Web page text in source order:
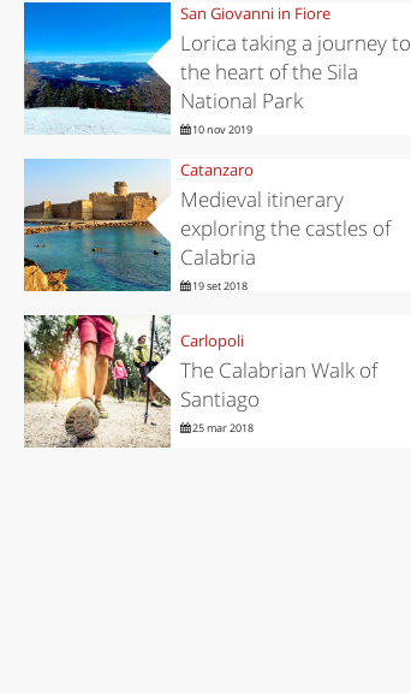
San Giovanni in Fiore
Lorica taking a journey to
the heart of the Sila
National Park
10 nov 2019
Catanzaro
Medieval itinerary
exploring the castles of
Calabria
19 set 2018
Carlopoli
The Calabrian Walk of
Santiago
25 mar 2018